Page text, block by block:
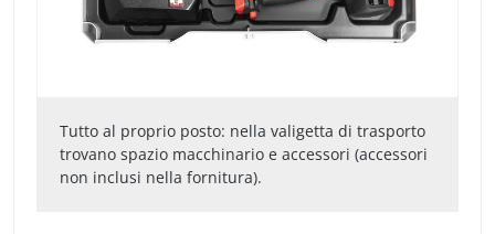
Tutto al proprio posto: nella valigetta di trasporto
trovano spazio macchinario e accessori (accessori
non inclusi nella fornitura).